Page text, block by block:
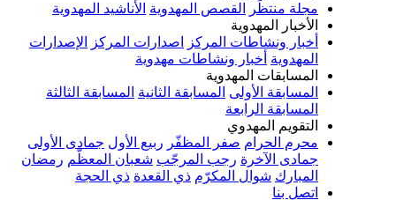
منتظَر
القصص المهدوية الأناشيد المهدوية
المهدوية
ونشاطات المركز اصدارات المركز الإصدارات
أخبار ونشاطات مهدوية
المهدوية
الأولى المسابقة الثانية المسابقة الثالثة
الرابعة
المهدوي
الحرام
صفر المظفّر ربيع الأول جمادى الأولى
رجب المرجّب شعبان المعظّم رمضان
شوال المكرّم ذي القعدة ذي الحجة